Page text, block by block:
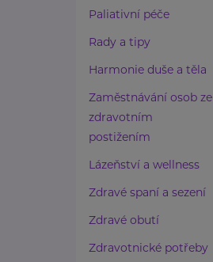
Paliativní péče
Rady a tipy
Harmonie duše a těla
Zaměstnávání osob ze
zdravotním
postižením
Lázeňství a wellness
Zdravé spaní a sezení
Zdravé obutí
Zdravotnické potřeby